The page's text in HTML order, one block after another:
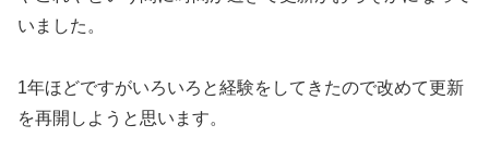
いました。
1年ほどですがいろいろと経験をしてきたので改めて更新
を再開しようと思います。